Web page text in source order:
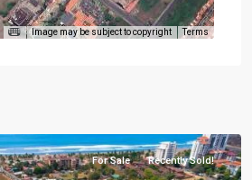
Image may be subject to copyright Terms
For Sale Recently Sold!